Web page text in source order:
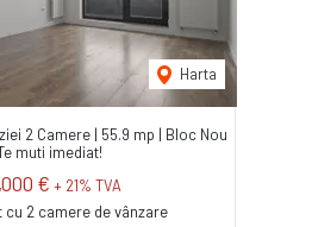
Harta
2 Camere | 55.9 mp | Bloc Nou
muti imediat!
€ + 21% TVA
cu 2 camere de vânzare